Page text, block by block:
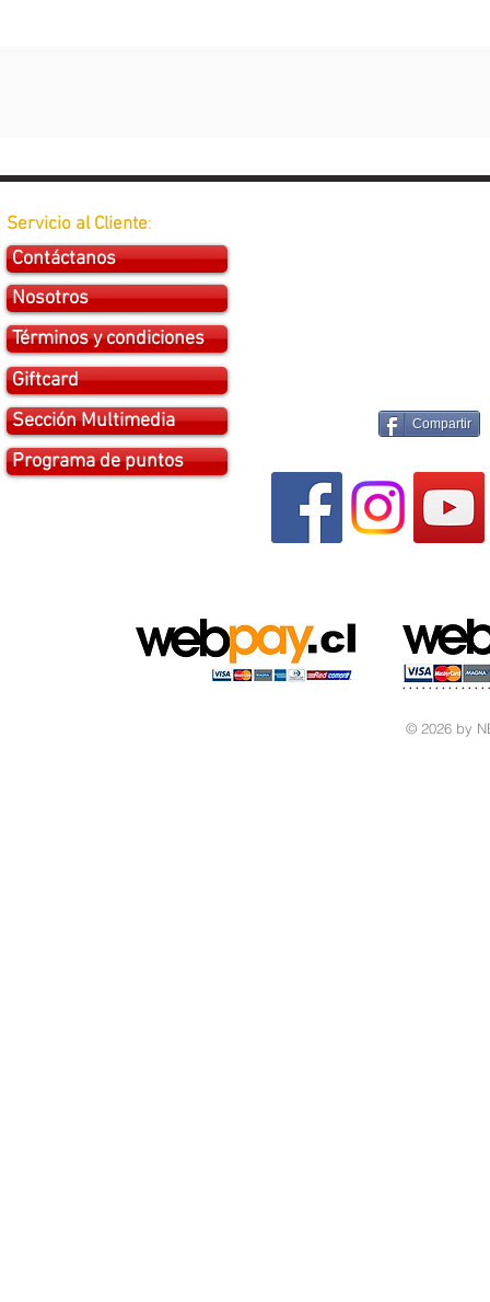
Servicio al Cliente:
Contáctanos
Nosotros
Términos y condiciones
Giftcard
Sección Multimedia
Programa de puntos
Compartir
© 2026 by